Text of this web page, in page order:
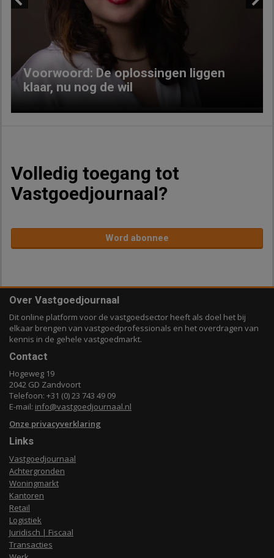
Voorwoord: De oplossingen liggen
klaar, nu nog de wil
Volledig toegang tot
Vastgoedjournaal?
Word abonnee
Over Vastgoedjournaal
Dit online platform voor de vastgoedsector heeft als doel het bij
elkaar brengen van vastgoedprofessionals en het overdragen van
kennis in de gehele vastgoedmarkt.
Contact
Hogeweg 19
2042 GD Zandvoort
Telefoon: +31 (0) 23 743 49 09
E-mail: info@vastgoedjournaal.nl
Onze privacyverklaring
Links
Vastgoedjournaal
Achtergronden
Woningmarkt
Kantoren
Retail
Logistiek
Juridisch | Fiscaal
Transacties